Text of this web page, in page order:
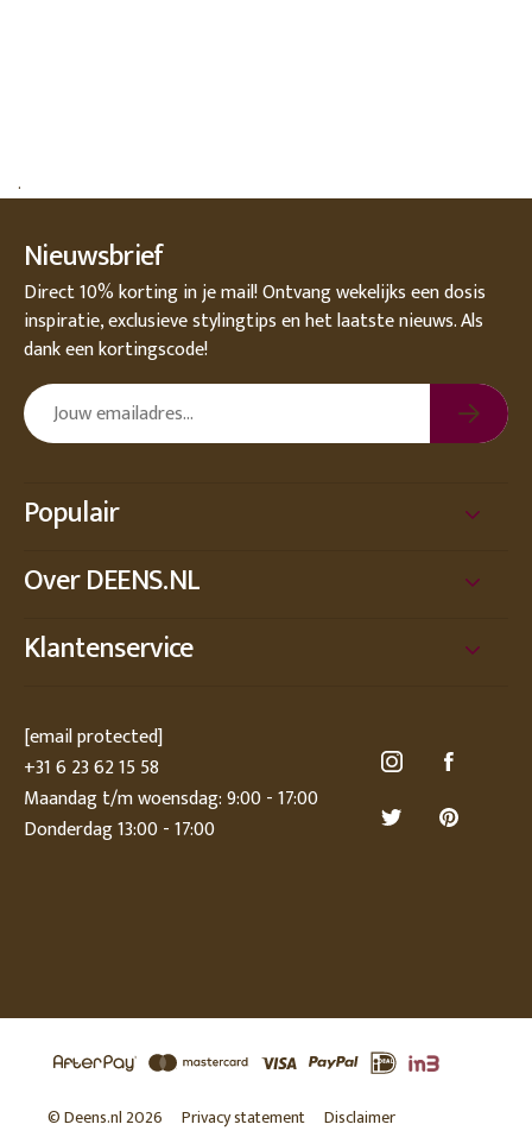
.
Nieuwsbrief
Direct 10% korting in je mail! Ontvang wekelijks een dosis
inspiratie, exclusieve stylingtips en het laatste nieuws. Als
dank een kortingscode!
Populair
Over DEENS.NL
Klantenservice
[email protected]
+31 6 23 62 15 58
Maandag t/m woensdag: 9:00 - 17:00
Donderdag 13:00 - 17:00
© Deens.nl 2026 Privacy statement
Disclaimer